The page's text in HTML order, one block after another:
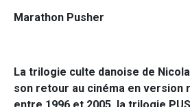
Marathon Pusher
La trilogie culte danoise de
son retour au cinéma en version